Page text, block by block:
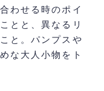
わせる時のポイ
とと、異なるリ
と。パンプスや
な大人小物をト